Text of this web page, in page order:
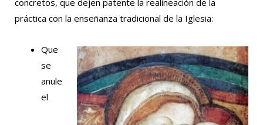
práctica con la enseñanza tradicional de la Iglesia:
Que
se
anule
el